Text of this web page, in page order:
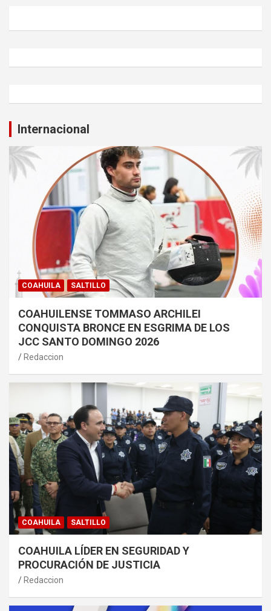
Internacional
COAHUILA SALTILLO
COAHUILENSE TOMMASO ARCHILEI
CONQUISTA BRONCE EN ESGRIMA DE LOS
JCC SANTO DOMINGO 2026
Redaccion
COAHUILA SALTILLO
COAHUILA LÍDER EN SEGURIDAD Y
PROCURACIÓN DE JUSTICIA
Redaccion